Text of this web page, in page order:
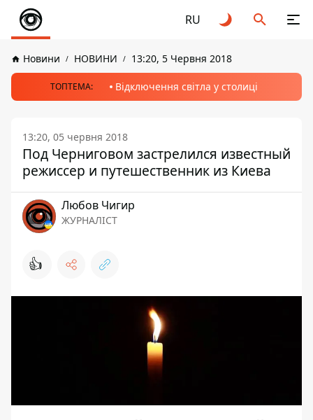
RU
Новини НОВИНИ 13:20, 5 Червня 2018
ТОПТЕМА: Відключення світла у столиці
13:20, 05 червня 2018
Под Черниговом застрелился известный
режиссер и путешественник из Киева
Любов Чигир
ЖУРНАЛІСТ
👍